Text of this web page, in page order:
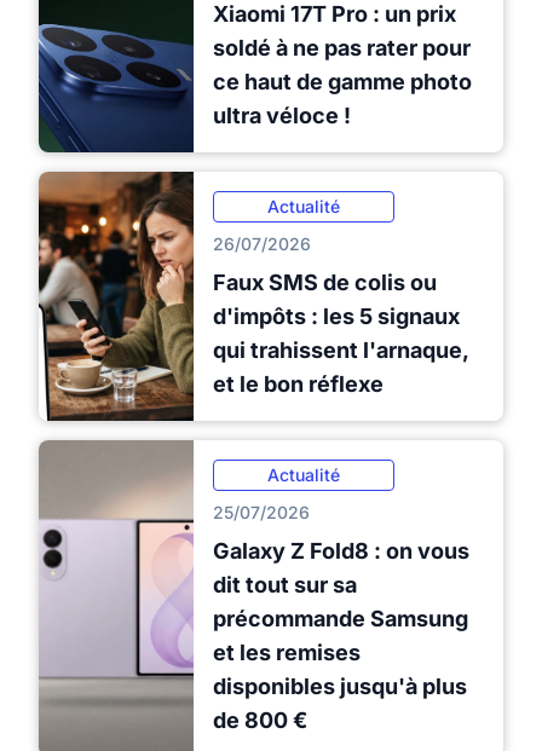
Xiaomi 17T Pro : un prix
soldé à ne pas rater pour
ce haut de gamme photo
ultra véloce !
Actualité
26/07/2026
Faux SMS de colis ou
d'impôts : les 5 signaux
qui trahissent l'arnaque,
et le bon réflexe
Actualité
25/07/2026
Galaxy Z Fold8 : on vous
dit tout sur sa
précommande Samsung
et les remises
disponibles jusqu'à plus
de 800 €